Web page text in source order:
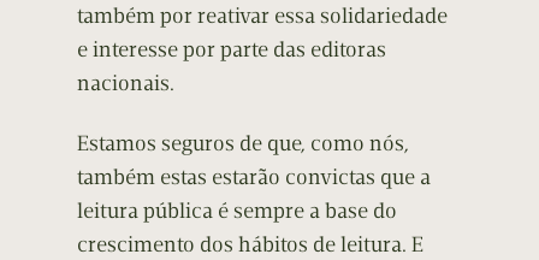
também por reativar essa solidariedade
e interesse por parte das editoras
nacionais.
Estamos seguros de que, como nós,
também estas estarão convictas que a
leitura pública é sempre a base do
crescimento dos hábitos de leitura. E